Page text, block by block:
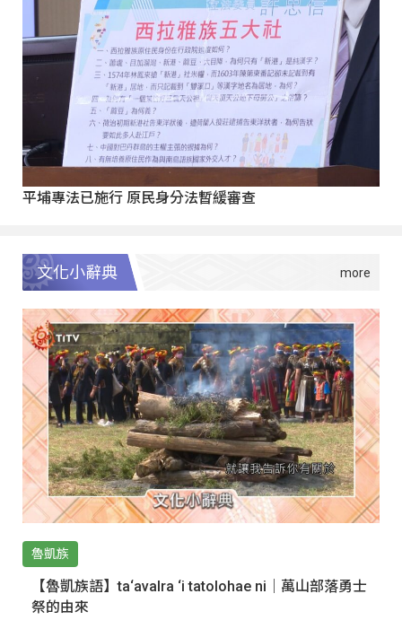
平埔專法已施行 原民身分法暫緩審查
文化小辭典
魯凱族
【魯凱族語】ta‘avalra ‘i tatolohae ni｜萬山部落勇士
祭的由來